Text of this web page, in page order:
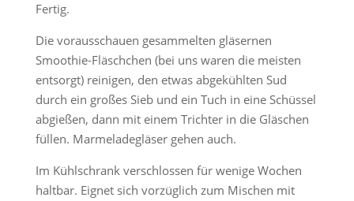
Fertig.
Die vorausschauen gesammelten gläsernen
Smoothie-Fläschchen (bei uns waren die meisten
entsorgt) reinigen, den etwas abgekühlten Sud
durch ein großes Sieb und ein Tuch in eine Schüssel
abgießen, dann mit einem Trichter in die Gläschen
füllen. Marmeladegläser gehen auch.
Im Kühlschrank verschlossen für wenige Wochen
haltbar. Eignet sich vorzüglich zum Mischen mit